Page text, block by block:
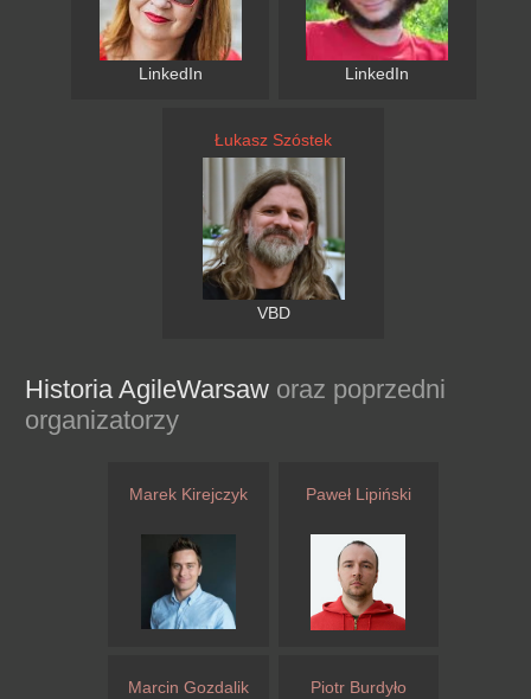
LinkedIn LinkedIn
Łukasz Szóstek
VBD
Historia AgileWarsaw oraz poprzedni
organizatorzy
Marek Kirejczyk Paweł Lipiński
Marcin Gozdalik Piotr Burdyło